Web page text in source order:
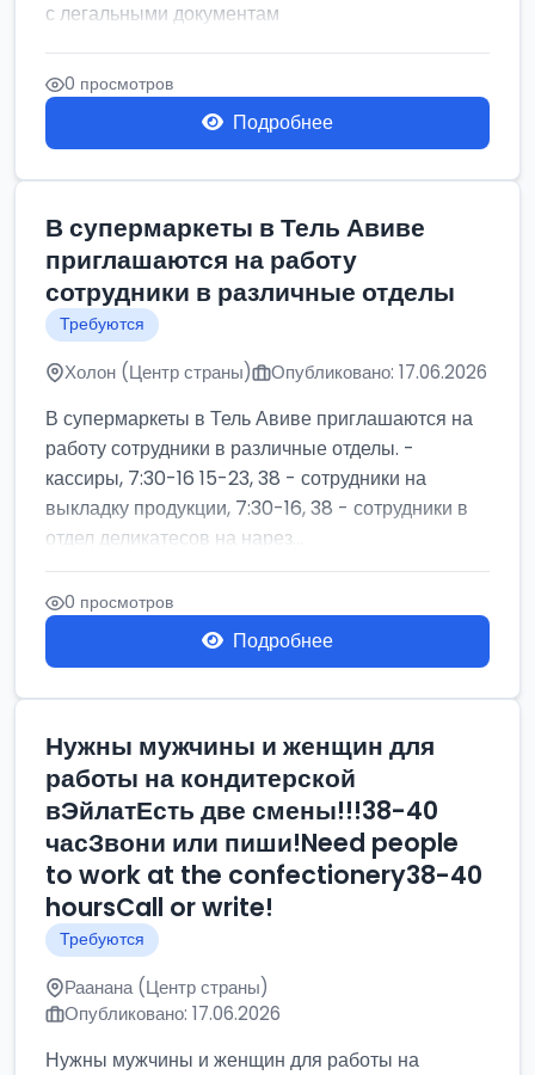
с легальными документам
0 просмотров
Подробнее
В супермаркеты в Тель Авиве
приглашаются на работу
сотрудники в различные отделы
Требуются
Холон (Центр страны) Опубликовано: 17.06.2026
В супермаркеты в Тель Авиве приглашаются на
работу сотрудники в различные отделы. -
кассиры, 7:30-16 15-23, 38 - сотрудники на
выкладку продукции, 7:30-16, 38 - сотрудники в
отдел деликатесов на нарез...
0 просмотров
Подробнее
Нужны мужчины и женщин для
работы на кондитерской
вЭйлатЕсть две смены!!!38-40
часЗвони или пиши!Need people
to work at the confectionery38-40
hoursCall or write!
Требуются
Раанана (Центр страны)
Опубликовано: 17.06.2026
Нужны мужчины и женщин для работы на